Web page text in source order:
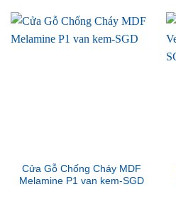
Cửa Gỗ Chống Cháy MDF
Melamine P1 van kem-SGD